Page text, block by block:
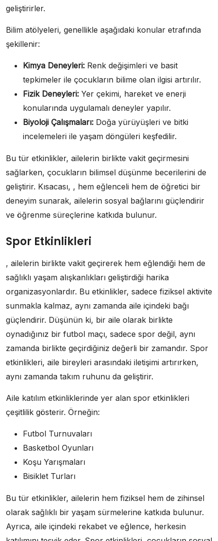
geliştirirler.
Bilim atölyeleri, genellikle aşağıdaki konular etrafında
şekillenir:
Kimya Deneyleri: Renk değişimleri ve basit
tepkimeler ile çocukların bilime olan ilgisi artırılır.
Fizik Deneyleri: Yer çekimi, hareket ve enerji
konularında uygulamalı deneyler yapılır.
Biyoloji Çalışmaları: Doğa yürüyüşleri ve bitki
incelemeleri ile yaşam döngüleri keşfedilir.
Bu tür etkinlikler, ailelerin birlikte vakit geçirmesini
sağlarken, çocukların bilimsel düşünme becerilerini de
geliştirir. Kısacası, , hem eğlenceli hem de öğretici bir
deneyim sunarak, ailelerin sosyal bağlarını güçlendirir
ve öğrenme süreçlerine katkıda bulunur.
Spor Etkinlikleri
, ailelerin birlikte vakit geçirerek hem eğlendiği hem de
sağlıklı yaşam alışkanlıkları geliştirdiği harika
organizasyonlardır. Bu etkinlikler, sadece fiziksel aktivite
sunmakla kalmaz, aynı zamanda aile içindeki bağı
güçlendirir. Düşünün ki, bir aile olarak birlikte
oynadığınız bir futbol maçı, sadece spor değil, aynı
zamanda birlikte geçirdiğiniz değerli bir zamandır. Spor
etkinlikleri, aile bireyleri arasındaki iletişimi artırırken,
aynı zamanda takım ruhunu da geliştirir.
Aile katılım etkinliklerinde yer alan spor etkinlikleri
çeşitlilik gösterir. Örneğin:
Futbol Turnuvaları
Basketbol Oyunları
Koşu Yarışmaları
Bisiklet Turları
Bu tür etkinlikler, ailelerin hem fiziksel hem de zihinsel
olarak sağlıklı bir yaşam sürmelerine katkıda bulunur.
Ayrıca, aile içindeki rekabet ve eğlence, herkesin